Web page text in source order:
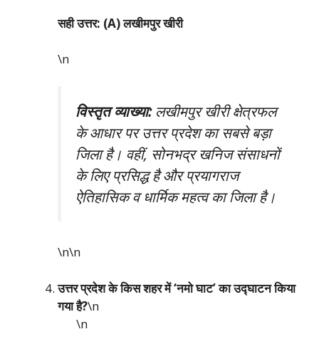
सही उत्तर: (A) लखीमपुर खीरी
\n
विस्तृत व्याख्या:लखीमपुर खीरी क्षेत्रफल
के आधार पर उत्तर प्रदेश का सबसे बड़ा
जिला है। वहीं, सोनभद्र खनिज संसाधनों
के लिए प्रसिद्ध है और प्रयागराज
ऐतिहासिक व धार्मिक महत्व का जिला है।
\n\n
उत्तर प्रदेश के किस शहर में ‘नमो घाट’ का उद्घाटन किया
गया है?\n
\n